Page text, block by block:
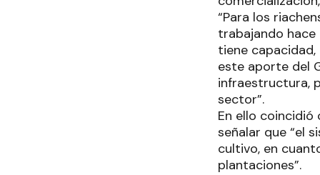
“Para los
trabajando
tiene
este aporte del
infraestructura,
sector”.
En ello
señalar que “el
cultivo, en
plantaciones”.